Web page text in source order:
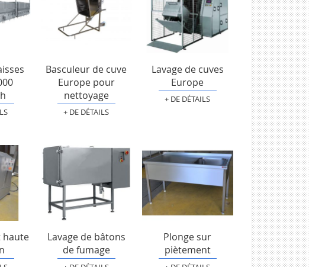
Basculeur de cuve
Europe pour
nettoyage
+ DE DÉTAILS
Lavage de cuves
Europe
+ DE DÉTAILS
haute
Lavage de bâtons
de fumage
Plonge sur
piètement